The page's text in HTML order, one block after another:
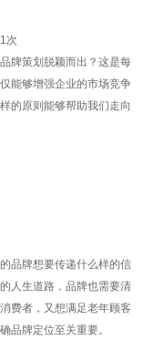
次
牌策划脱颖而出？这是每
能够增强企业的市场竞争
的原则能够帮助我们走向
品牌想要传递什么样的信
人生道路，品牌也需要清
费者，又想满足老年顾客
品牌定位至关重要。